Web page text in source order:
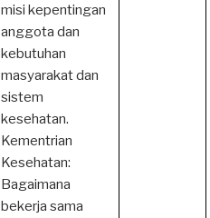
misi kepentingan
anggota dan
kebutuhan
masyarakat dan
sistem
kesehatan.
Kementrian
Kesehatan:
Bagaimana
bekerja sama